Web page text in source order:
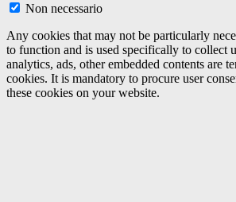
Non necessario
Any cookies that may not be particularly
to function and is used specifically to collect
analytics, ads, other embedded contents are
cookies. It is mandatory to procure user
these cookies on your website.